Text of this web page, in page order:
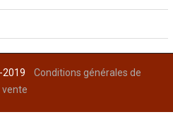
2019Conditions générales de
vente